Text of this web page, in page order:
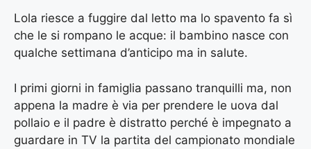
Lola riesce a fuggire dal letto ma lo spavento fa sì
che le si rompano le acque: il bambino nasce con
qualche settimana d’anticipo ma in salute.
I primi giorni in famiglia passano tranquilli ma, non
appena la madre è via per prendere le uova dal
pollaio e il padre è distratto perché è impegnato a
guardare in TV la partita del campionato mondiale